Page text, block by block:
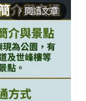
arrow_forward_ios 閱讀文章